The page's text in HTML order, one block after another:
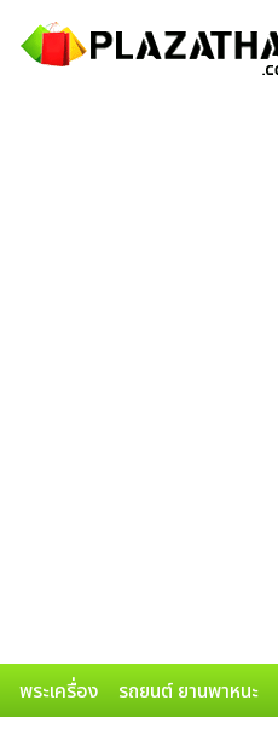
พระเครื่อง รถยนต์ ยานพาหนะ